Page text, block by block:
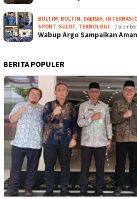
BOLTIM, BOLTIM, DAERAH,
SPORT, SULUT, TEKNOLOGI
Wabup Argo Sampaikan
BERITA POPULER